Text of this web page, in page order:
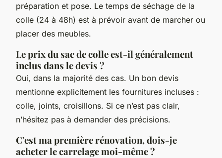
préparation et pose. Le temps de séchage de la
colle (24 à 48h) est à prévoir avant de marcher ou
placer des meubles.
Le prix du sac de colle est-il généralement
inclus dans le devis ?
Oui, dans la majorité des cas. Un bon devis
mentionne explicitement les fournitures incluses :
colle, joints, croisillons. Si ce n’est pas clair,
n’hésitez pas à demander des précisions.
C'est ma première rénovation, dois-je
acheter le carrelage moi-même ?